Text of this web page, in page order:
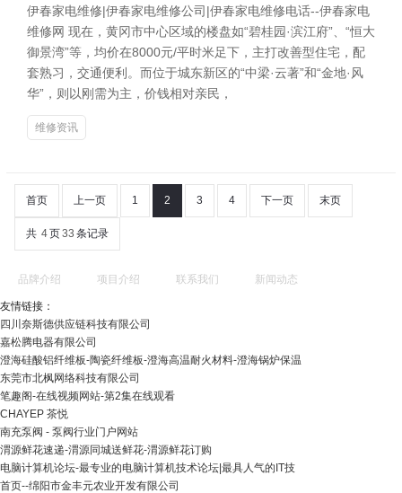
伊春家电维修|伊春家电维修公司|伊春家电维修电话--伊春家电
维修网 现在，黄冈市中心区域的楼盘如“碧桂园·滨江府”、“恒大
御景湾”等，均价在8000元/平时米足下，主打改善型住宅，配
套熟习，交通便利。而位于城东新区的“中梁·云著”和“金地·风
华”，则以刚需为主，价钱相对亲民，
维修资讯
首页 上一页 1 2 3 4 下一页 末页
共 4页33 条记录
品牌介绍 项目介绍 联系我们 新闻动态
友情链接：
四川奈斯德供应链科技有限公司
嘉松腾电器有限公司
澄海硅酸铝纤维板-陶瓷纤维板-澄海高温耐火材料-澄海锅炉保温
东莞市北枫网络科技有限公司
笔趣阁-在线视频网站-第2集在线观看
CHAYEP 茶悦
南充泵阀 - 泵阀行业门户网站
渭源鲜花速递-渭源同城送鲜花-渭源鲜花订购
电脑计算机论坛-最专业的电脑计算机技术论坛|最具人气的IT技
首页--绵阳市金丰元农业开发有限公司